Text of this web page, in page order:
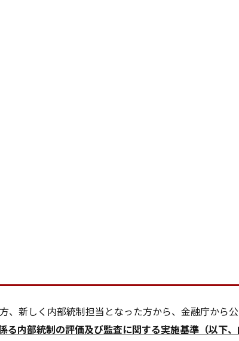
新しく内部統制担当となった方から、金融庁から
る内部統制の評価及び監査に関する実施基準（以下